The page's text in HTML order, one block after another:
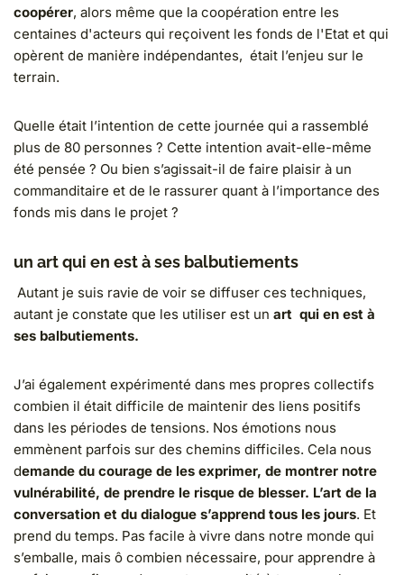
coopérer, alors même que la coopération entre les
centaines d'acteurs qui reçoivent les fonds de l'Etat et qui
opèrent de manière indépendantes, était l’enjeu sur le
terrain.
Quelle était l’intention de cette journée qui a rassemblé
plus de 80 personnes ? Cette intention avait-elle-même
été pensée ? Ou bien s’agissait-il de faire plaisir à un
commanditaire et de le rassurer quant à l’importance des
fonds mis dans le projet ?
un art qui en est à ses balbutiements
Autant je suis ravie de voir se diffuser ces techniques,
autant je constate que les utiliser est un art qui en est à
ses balbutiements.
J’ai également expérimenté dans mes propres collectifs
combien il était difficile de maintenir des liens positifs
dans les périodes de tensions. Nos émotions nous
emmènent parfois sur des chemins difficiles. Cela nous
demande du courage de les exprimer, de montrer notre
vulnérabilité, de prendre le risque de blesser. L’art de la
conversation et du dialogue s’apprend tous les jours. Et
prend du temps. Pas facile à vivre dans notre monde qui
s’emballe, mais ô combien nécessaire, pour apprendre à